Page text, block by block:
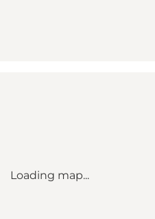
Loading map...